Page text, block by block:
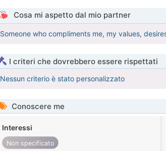
Cosa mi aspetto dal mio partner
Someone who compliments me, my values,
I criteri che dovrebbero essere rispettati
Nessun criterio è stato personalizzato
Conoscere me
Interessi
Non specificato